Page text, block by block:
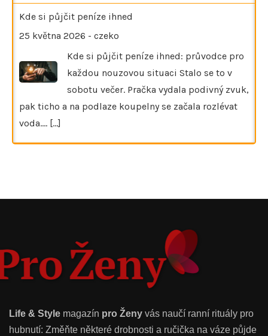
Kde si půjčit peníze ihned
25 května 2026 - czeko
Kde si půjčit peníze ihned: průvodce pro
každou nouzovou situaci Stalo se to v
sobotu večer. Pračka vydala podivný zvuk,
pak ticho a na podlaze koupelny se začala rozlévat
voda.… [...]
Life & Style magazín pro Ženy vás naučí ranní rituály pro
hubnutí: Změňte některé drobnosti a ručička na váze půjde